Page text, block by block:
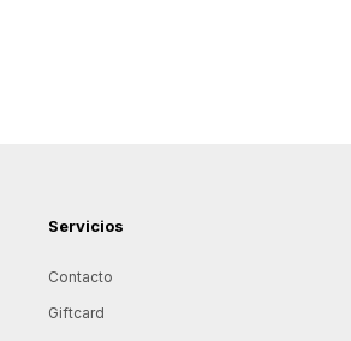
Servicios
Contacto
Giftcard